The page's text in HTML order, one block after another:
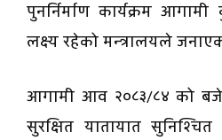
पुनर्निर्माण कार्यक्रम आगामी
लक्ष्य रहेको मन्त्रालयले
आगामी आव २०८३/८४ को
सुरक्षित यातायात